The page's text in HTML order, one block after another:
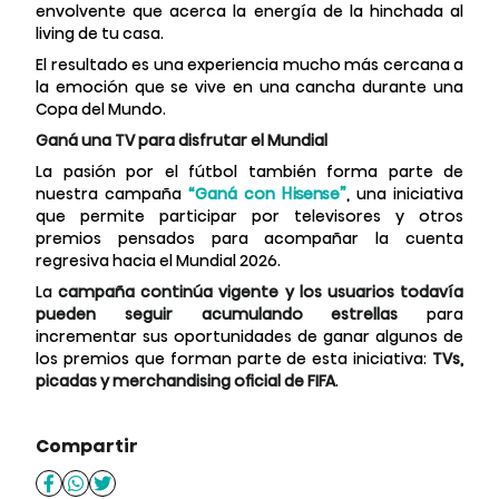
envolvente que acerca la energía de la hinchada al
living de tu casa.
El resultado es una experiencia mucho más cercana a
la emoción que se vive en una cancha durante una
Copa del Mundo.
Ganá una TV para disfrutar el Mundial
La pasión por el fútbol también forma parte de
nuestra campaña “Ganá con Hisense”, una iniciativa
que permite participar por televisores y otros
premios pensados para acompañar la cuenta
regresiva hacia el Mundial 2026.
Lacampaña continúa vigente y los usuarios todavía
pueden seguir acumulando estrellas para
incrementar sus oportunidades de ganar algunos de
los premios que forman parte de esta iniciativa: TVs,
picadas y merchandising oficial de FIFA.
Compartir